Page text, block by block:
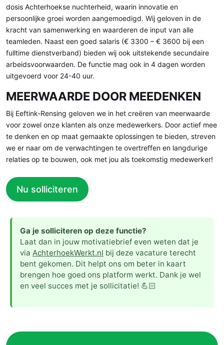
dosis Achterhoekse nuchterheid, waarin innovatie en
persoonlijke groei worden aangemoedigd. Wij geloven in de
kracht van samenwerking en waarderen de input van alle
teamleden. Naast een goed salaris (€ 3300 – € 3600 bij een
fulltime dienstverband) bieden wij ook uitstekende secundaire
arbeidsvoorwaarden. De functie mag ook in 4 dagen worden
uitgevoerd voor 24-40 uur.
MEERWAARDE DOOR MEEDENKEN
Bij Eeftink-Rensing geloven we in het creëren van meerwaarde
voor zowel onze klanten als onze medewerkers. Door actief mee
te denken en op maat gemaakte oplossingen te bieden, streven
we er naar om de verwachtingen te overtreffen en langdurige
relaties op te bouwen, ook met jou als toekomstig medewerker!
Nu solliciteren
Ga je solliciteren op deze functie?
Laat dan in jouw motivatiebrief even weten dat je
via AchterhoekWerkt.nl bij deze vacature terecht
bent gekomen. Dit helpt ons om beter in kaart
brengen hoe goed ons platform werkt. Dank je wel
en veel succes met je sollicitatie! 💪🏻